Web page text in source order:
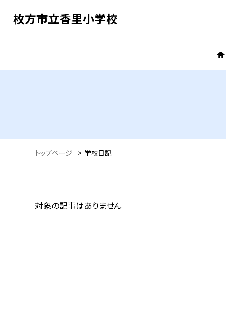
枚方市立香里小学校
トップページ > 学校日記
対象の記事はありません